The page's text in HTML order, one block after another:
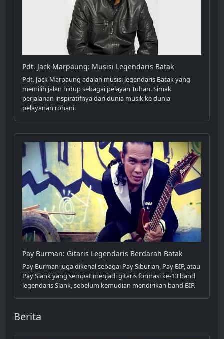
Pdt. Jack Marpaung: Musisi Legendaris Batak
Pdt. Jack Marpaung adalah musisi legendaris Batak yang
memilih jalan hidup sebagai pelayan Tuhan. Simak
perjalanan inspiratifnya dari dunia musik ke dunia
pelayanan rohani.
Pay Burman: Gitaris Legendaris Berdarah Batak
Pay Burman juga dikenal sebagai Pay Siburian, Pay BIP, atau
Pay Slank yang sempat menjadi gitaris formasi ke-13 band
legendaris Slank, sebelum kemudian mendirikan band BIP.
Berita